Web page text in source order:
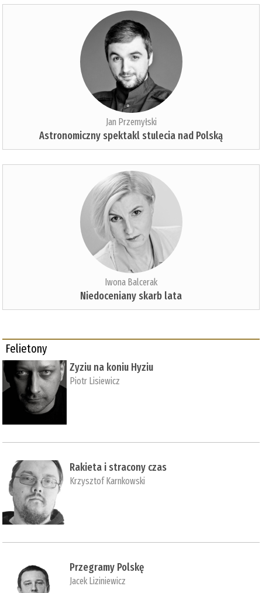
Jan Przemyłski
Astronomiczny spektakl stulecia nad Polską
Iwona Balcerak
Niedoceniany skarb lata
Felietony
Zyziu na koniu Hyziu
Piotr Lisiewicz
Rakieta i stracony czas
Krzysztof Karnkowski
Przegramy Polskę
Jacek Liziniewicz